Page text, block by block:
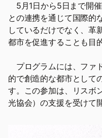
5月1日から5日まで開
との連携を通じて国際的
しているだけでなく、革
都市を促進することも目
プログラムには、ファ
的で創造的な都市として
す。この参加は、リスボ
光協会）の支援を受けて